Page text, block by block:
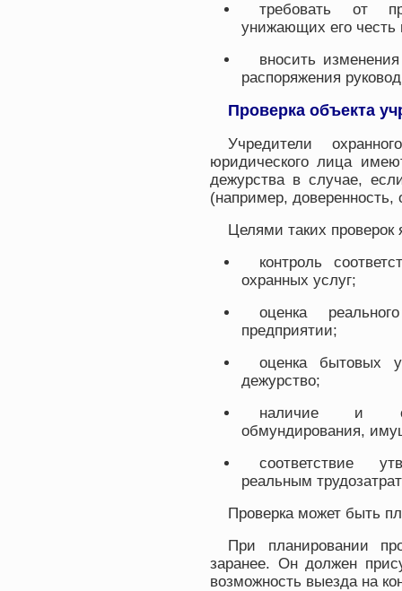
требовать от
унижающих его честь
вносить
распоряжения
Проверка объекта
Учредители
юридического лица
дежурства в случае,
(например,
Целями таких проверок
контроль
охранных услуг;
оценка
предприятии;
оценка бытовых
дежурство;
наличие и
обмундирования,
соответствие
реальным
Проверка может быть
При планировании
заранее. Он должен
возможность выезда на